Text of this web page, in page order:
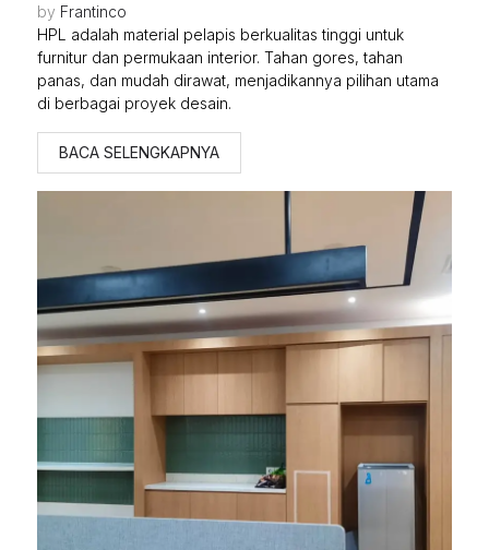
by Frantinco
HPL adalah material pelapis berkualitas tinggi untuk
furnitur dan permukaan interior. Tahan gores, tahan
panas, dan mudah dirawat, menjadikannya pilihan utama
di berbagai proyek desain.
BACA SELENGKAPNYA